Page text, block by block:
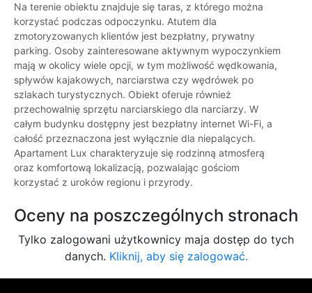
Na terenie obiektu znajduje się taras, z którego można
korzystać podczas odpoczynku. Atutem dla
zmotoryzowanych klientów jest bezpłatny, prywatny
parking. Osoby zainteresowane aktywnym wypoczynkiem
mają w okolicy wiele opcji, w tym możliwość wędkowania,
spływów kajakowych, narciarstwa czy wędrówek po
szlakach turystycznych. Obiekt oferuje również
przechowalnię sprzętu narciarskiego dla narciarzy. W
całym budynku dostępny jest bezpłatny internet Wi-Fi, a
całość przeznaczona jest wyłącznie dla niepalących.
Apartament Lux charakteryzuje się rodzinną atmosferą
oraz komfortową lokalizacją, pozwalając gościom
korzystać z uroków regionu i przyrody.
Oceny na poszczególnych stronach
Tylko zalogowani użytkownicy maja dostęp do tych
danych. Kliknij, aby się zalogować.